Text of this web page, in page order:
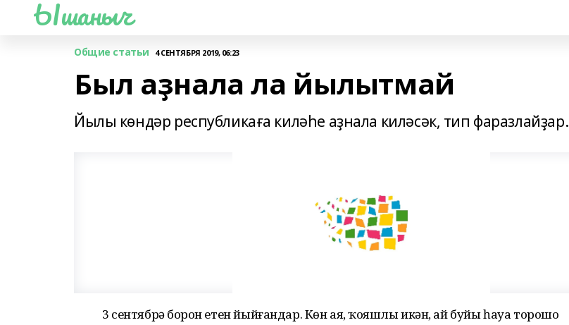
Ышаныч
Общие статьи 4 СЕНТЯБРЯ 2019, 06:23
Был аҙнала ла йылытмай
Йылы көндәр республикаға киләһе аҙнала киләсәк, тип фаразлайҙар.
3 сентябрҙә борон етен йыйғандар. Көн аяҙ, ҡояшлы икән, ай буйы һауа торошо